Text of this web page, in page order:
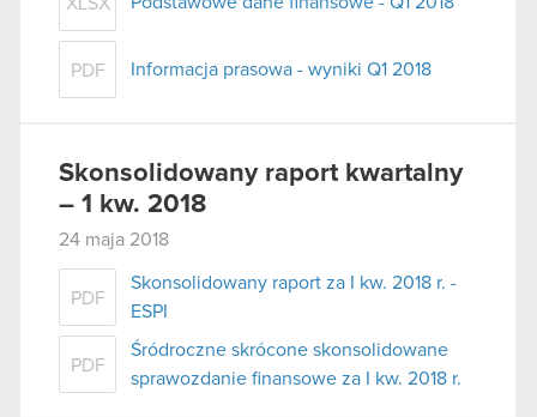
XLSX
PDF Informacja prasowa - wyniki Q1 2018
Skonsolidowany raport kwartalny
– 1 kw. 2018
24 maja 2018
PDF
Skonsolidowany raport za I kw. 2018 r. -
ESPI
PDF
Śródroczne skrócone skonsolidowane
sprawozdanie finansowe za I kw. 2018 r.